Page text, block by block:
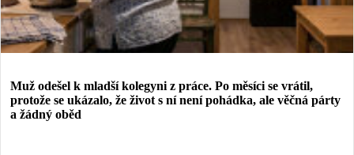
Muž odešel k mladší kolegyni z práce. Po měsíci se vrátil,
protože se ukázalo, že život s ní není pohádka, ale věčná párty
a žádný oběd